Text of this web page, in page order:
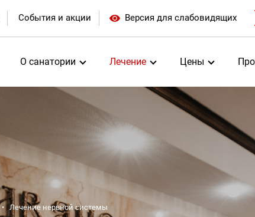
События и акции Версия для слабовидящих
О санатории Лечение Цены
Лечение нервной системы